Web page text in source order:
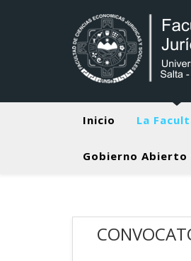
Inicio La
Gobierno Abierto